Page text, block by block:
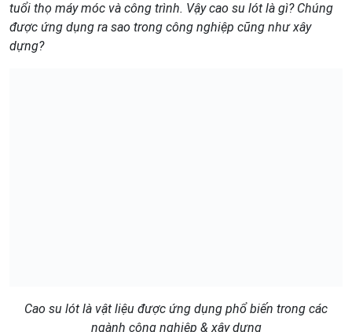
tuổi thọ máy móc và công trình. Vậy cao su lót là gì? Chúng
được ứng dụng ra sao trong công nghiệp cũng như xây
dựng?
Cao su lót là vật liệu được ứng dụng phổ biến trong các
ngành công nghiệp & xây dựng